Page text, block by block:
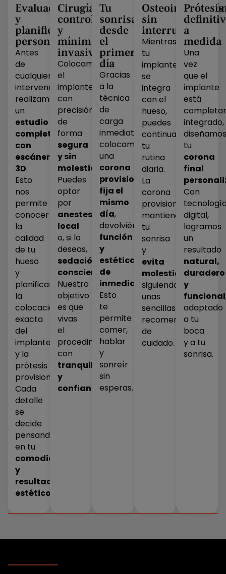
Evaluación
y
planificación
personalizada
Antes
de
cualquier
intervención,
realizamos
un
estudio
completo
con
escáner
3D.
Esto
nos
permite
conocer
la
calidad
de tu
hueso
y
planificar
la
colocación
exacta
del
implante
y la
prótesis
provisional.
Cada
detalle
se
decide
pensando
en tu
comodidad
y
resultado
estético
Cirugía
controlada
y
mínimamente
invasiva
Colocamos
el
implante
con
precisión,
de
forma
segura
y sin
molestias.
Puedes
optar
por
anestesia
local
o, si lo
deseas,
sedación
consciente.
Nuestro
objetivo
es que
vivas
el
procedimiento
con
tranquilidad
y
confianza.
Tu
sonrisa
desde
el
primer
día
Gracias
a la
técnica
de
carga
inmediata,
colocamos
una
corona
provisional
fija el
mismo
día,
devolviéndote
función
y
estética
de
inmediato.
Esto
te
permite
comer,
hablar
y
sonreír
sin
esperas.
sin
interrupciones
Mientras
tu
implante
se
integra
con el
hueso,
puedes
continuar
tu
rutina
diaria.
La
corona
provisional
mantiene
tu
sonrisa
y
evita
molestias,
siguiendo
unas
sencillas
recomendaciones
de
cuidado.
Prótesis
a
medida
Una
vez
que el
implante
está
integrado,
tu
corona
final
Con
digital,
logramos
un
resultado
natural,
duradero
y
funcional
adaptado
a tu
boca
y a tu
sonrisa.